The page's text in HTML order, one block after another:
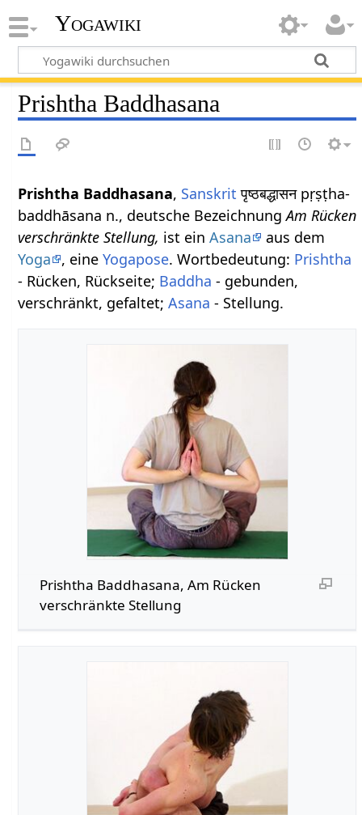
Yogawiki
Prishtha Baddhasana
Prishtha Baddhasana, Sanskrit पृष्ठबद्धासन pṛṣṭha-
baddhāsana n., deutsche BezeichnungAm Rücken
verschränkte Stellung, ist einAsana
aus dem
Yoga
, eineYogapose. Wortbedeutung: Prishtha
- Rücken, Rückseite; Baddha - gebunden,
verschränkt, gefaltet;Asana - Stellung.
Prishtha Baddhasana, Am Rücken
verschränkte Stellung